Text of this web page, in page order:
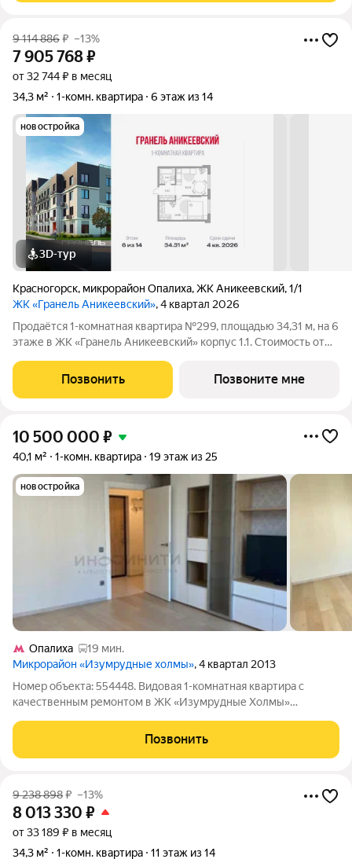
9 114 886₽ –13%
7 905 768₽
от 32 744 ₽ в месяц
34,3 м²
1-комн. квартира 6 этаж из 14
новостройка
3D-тур
Красногорск, микрорайон Опалиха,ЖК Аникеевский,1/1
ЖК «Гранель Аникеевский», 4 квартал 2026
Продаётся 1-комнатная квартира №299, площадью 34,31 м, на 6
этаже в ЖК «Гранель Аникеевский» корпус 1.1. Стоимость от
односторонняя, окна на улицу. Проект расположился в
экологически чистом районе
Позвонить Позвоните мне
10 500 000 ₽
40,1 м² 1-комн. квартира 19 этаж из 25
новостройка
Опалиха
19 мин.
Микрорайон «Изумрудные холмы», 4 квартал 2013
Номер объекта: 554448. Видовая 1-комнатная квартира с
качественным ремонтом в ЖК «Изумрудные Холмы»
комнатная квартира площадью 40 м на 19 этаже современного
дома. Это квартира, в которую можно
Позвонить
9 238 898₽ –13%
8 013 330 ₽
от 33 189 ₽ в месяц
34,3 м²
1-комн. квартира 11 этаж из 14